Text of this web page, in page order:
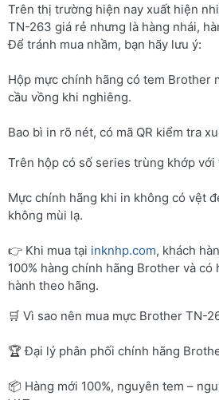
Trên thị trường hiện nay xuất hiện
TN-263 giá rẻ nhưng là hàng nhái,
Để tránh mua nhầm, bạn hãy lưu ý:
Hộp mực chính hãng có tem Brother
cầu vồng khi nghiêng.
Bao bì in rõ nét, có mã QR kiểm tra
Trên hộp có số series trùng khớp với
Mực chính hãng khi in không có vệt
không mùi lạ.
👉 Khi mua tại inknhp.com, khách
100% hàng chính hãng Brother và có
hành theo hãng.
🛒 Vì sao nên mua mực Brother TN-
🏆 Đại lý phân phối chính hãng
📦 Hàng mới 100%, nguyên tem –